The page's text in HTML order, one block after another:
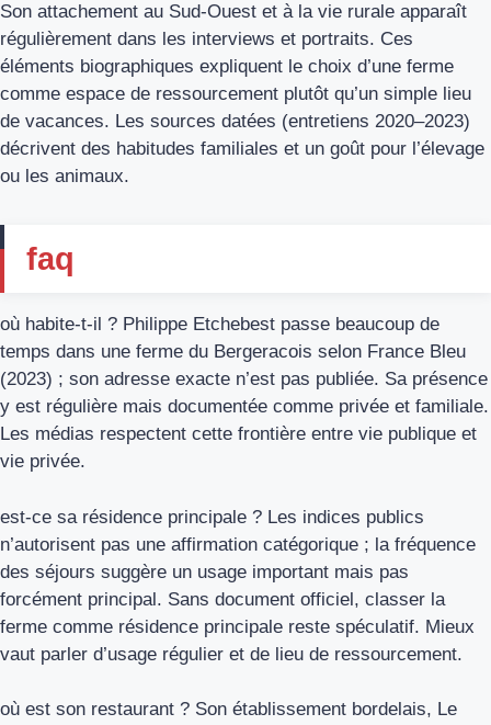
Son attachement au Sud‑Ouest et à la vie rurale apparaît
régulièrement dans les interviews et portraits. Ces
éléments biographiques expliquent le choix d’une ferme
comme espace de ressourcement plutôt qu’un simple lieu
de vacances. Les sources datées (entretiens 2020–2023)
décrivent des habitudes familiales et un goût pour l’élevage
ou les animaux.
faq
où habite‑t‑il ? Philippe Etchebest passe beaucoup de
temps dans une ferme du Bergeracois selon France Bleu
(2023) ; son adresse exacte n’est pas publiée. Sa présence
y est régulière mais documentée comme privée et familiale.
Les médias respectent cette frontière entre vie publique et
vie privée.
est‑ce sa résidence principale ? Les indices publics
n’autorisent pas une affirmation catégorique ; la fréquence
des séjours suggère un usage important mais pas
forcément principal. Sans document officiel, classer la
ferme comme résidence principale reste spéculatif. Mieux
vaut parler d’usage régulier et de lieu de ressourcement.
où est son restaurant ? Son établissement bordelais, Le